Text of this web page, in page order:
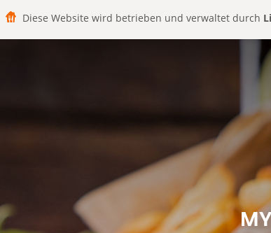
Diese Website wird betrieben und verwaltet durch